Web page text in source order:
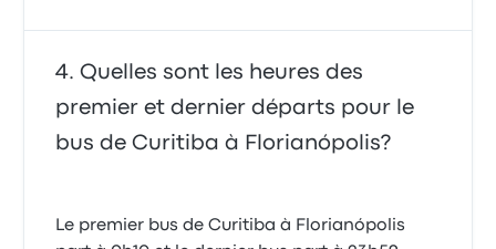
Quelles sont les heures des
premier et dernier départs pour le
bus de Curitiba à Florianópolis?
Le premier bus de Curitiba à Florianópolis